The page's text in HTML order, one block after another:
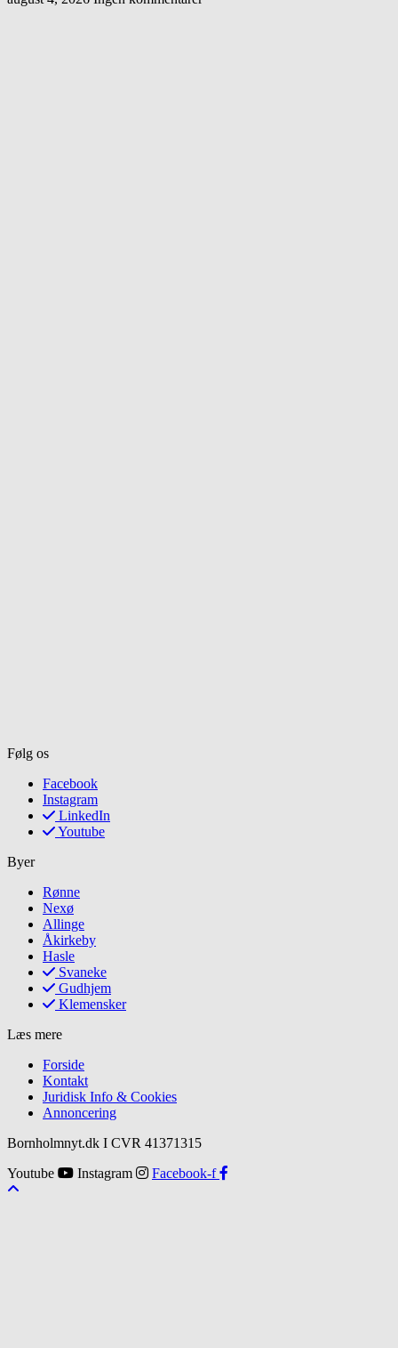
Følg os
Facebook
Instagram
LinkedIn
Youtube
Byer
Rønne
Nexø
Allinge
Åkirkeby
Hasle
Svaneke
Gudhjem
Klemensker
Læs mere
Forside
Kontakt
Juridisk Info & Cookies​
Annoncering
Bornholmnyt.dk I CVR 41371315
Youtube
Instagram Facebook-f